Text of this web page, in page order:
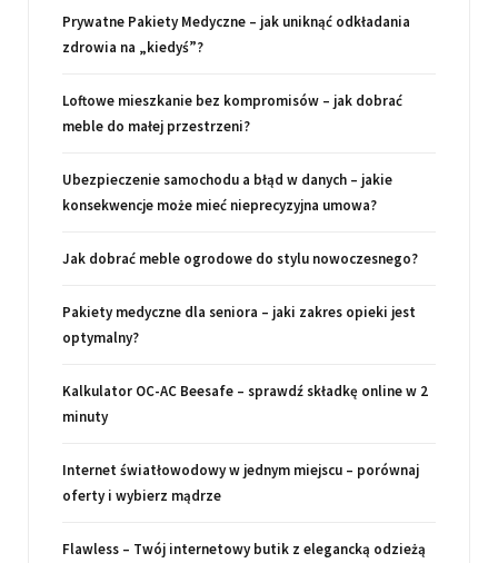
Prywatne Pakiety Medyczne – jak uniknąć odkładania
zdrowia na „kiedyś”?
Loftowe mieszkanie bez kompromisów – jak dobrać
meble do małej przestrzeni?
Ubezpieczenie samochodu a błąd w danych – jakie
konsekwencje może mieć nieprecyzyjna umowa?
Jak dobrać meble ogrodowe do stylu nowoczesnego?
Pakiety medyczne dla seniora – jaki zakres opieki jest
optymalny?
Kalkulator OC-AC Beesafe – sprawdź składkę online w 2
minuty
Internet światłowodowy w jednym miejscu – porównaj
oferty i wybierz mądrze
Flawless – Twój internetowy butik z elegancką odzieżą